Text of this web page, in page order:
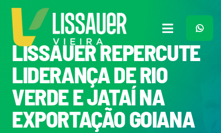
para
conteúdo
Toggle
Navigation
Home
Plano de Governo
Meu Trabalho
LISSAUER REPERCUTE
LIDERANÇA DE RIO
VERDE E JATAÍ NA
EXPORTAÇÃO GOIANA